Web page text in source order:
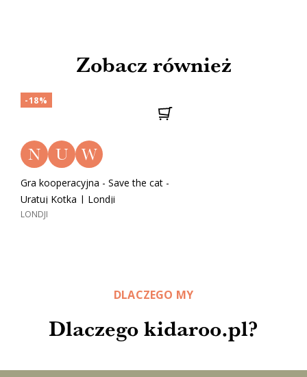
Zobacz również
N U W
Gra kooperacyjna - Save the cat -
Uratuj Kotka | Londji
LONDJI
-18%
Dlaczego kidaroo.pl?
DLACZEGO MY